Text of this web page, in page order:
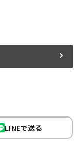
LINEで送る